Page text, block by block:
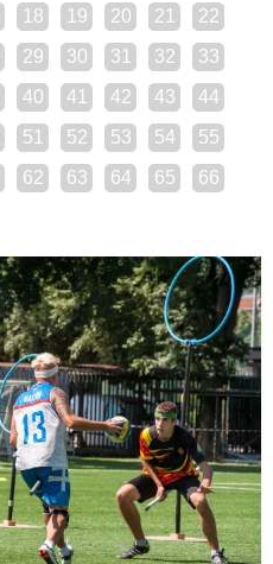
18 19 20 21
22
29 30 31 32
33
40 41 42 43
44
51 52 53 54
55
62 63 64 65
66